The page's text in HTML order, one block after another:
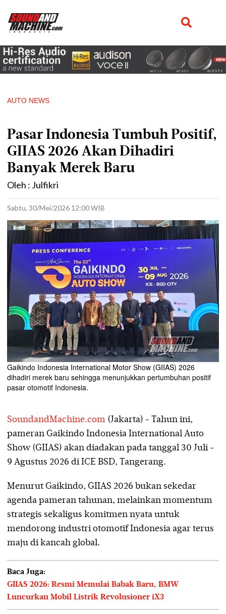
AUTO NEWS
Pasar Indonesia Tumbuh Positif,
GIIAS 2026 Akan Dihadiri
Banyak Merek Baru
Oleh : Julfikri
Sabtu, 30/Mei/2026 12:00 WIB
Gaikindo Indonesia International Motor Show (GIIAS) 2026
dihadiri merek baru sehingga menunjukkan pertumbuhan positif
pasar otomotif Indonesia.
SoundandMachine.com (Jakarta) - Tahun ini,
pameran Gaikindo Indonesia International Auto
Show (GIIAS) akan diadakan pada tanggal 30 Juli -
9 Agustus 2026 di ICE BSD, Tangerang.
Menurut Gaikindo, GIIAS 2026 bukan sekedar
agenda pameran tahunan, melainkan momentum
strategis sekaligus komitmen nyata untuk
mendorong industri otomotif Indonesia agar terus
maju di kancah global.
Baca Juga:
GIIAS 2026: Resmi Memulai Babak Baru, BMW
Luncurkan Mobil Listrik Revolusioner iX3